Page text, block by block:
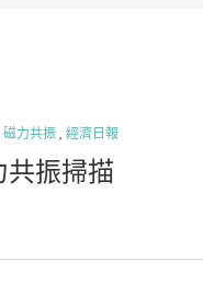
磁力共振,經濟日報
共振掃描